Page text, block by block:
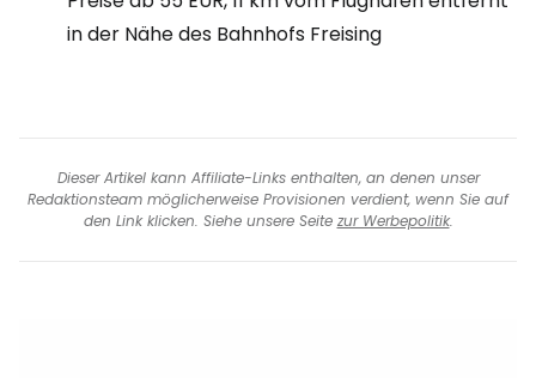
in der Nähe des Bahnhofs Freising
Dieser Artikel kann Affiliate-Links enthalten, an denen unser
Redaktionsteam möglicherweise Provisionen verdient, wenn Sie auf
den Link klicken. Siehe unsere Seite zur Werbepolitik.